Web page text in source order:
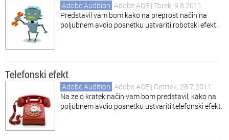
Adobe Audition Adobe ACE | Torek, 9.8.2011
Predstavil vam bom kako na preprost način na
poljubnem avdio posnetku ustvariti robotski efekt.
Telefonski efekt
Adobe Audition Adobe ACE | Četrtek, 28.7.2011
Na zelo kratek način vam bom predstavil, kako na
poljubnem avdio posnetku ustvariti telefonski efekt.